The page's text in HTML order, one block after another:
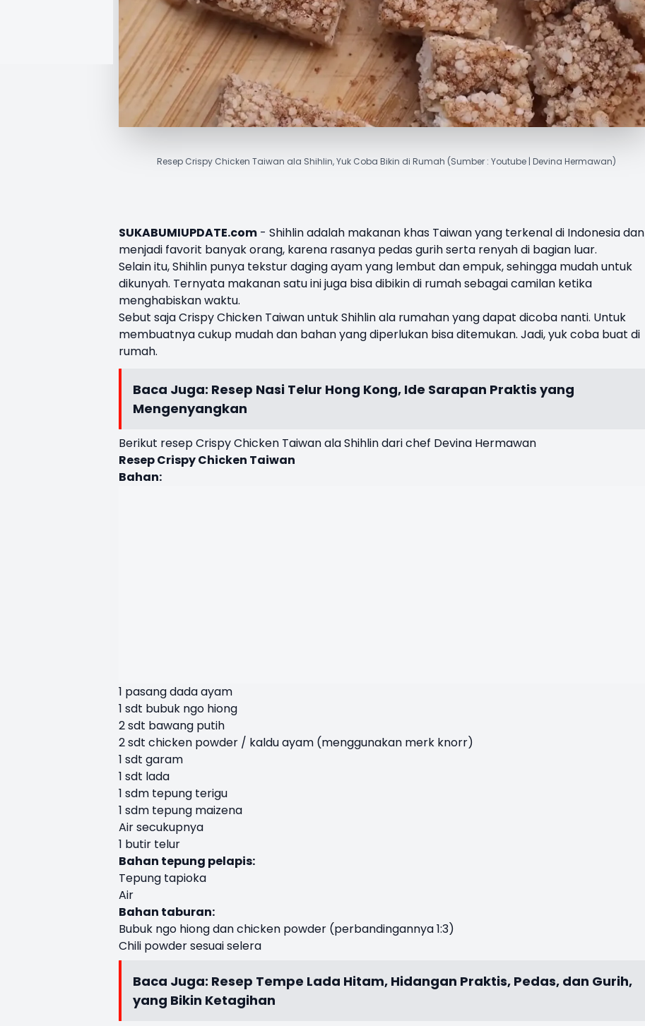
Resep Crispy Chicken Taiwan ala Shihlin, Yuk Coba Bikin di Rumah (Sumber : Youtube | Devina Hermawan)
SUKABUMIUPDATE.com - Shihlin adalah makanan khas Taiwan yang terkenal di Indonesia dan
menjadi favorit banyak orang, karena rasanya pedas gurih serta renyah di bagian luar.
Selain itu, Shihlin punya tekstur daging ayam yang lembut dan empuk, sehingga mudah untuk
dikunyah. Ternyata makanan satu ini juga bisa dibikin di rumah sebagai camilan ketika
menghabiskan waktu.
Sebut saja Crispy Chicken Taiwan untuk Shihlin ala rumahan yang dapat dicoba nanti. Untuk
membuatnya cukup mudah dan bahan yang diperlukan bisa ditemukan. Jadi, yuk coba buat di
rumah.
Baca Juga: Resep Nasi Telur Hong Kong, Ide Sarapan Praktis yang
Mengenyangkan
Berikut resep Crispy Chicken Taiwan ala Shihlin dari chef Devina Hermawan
Resep Crispy Chicken Taiwan
Bahan:
1 pasang dada ayam
1 sdt bubuk ngo hiong
2 sdt bawang putih
2 sdt chicken powder / kaldu ayam (menggunakan merk knorr)
1 sdt garam
1 sdt lada
1 sdm tepung terigu
1 sdm tepung maizena
Air secukupnya
1 butir telur
Bahan tepung pelapis:
Tepung tapioka
Air
Bahan taburan:
Bubuk ngo hiong dan chicken powder (perbandingannya 1:3)
Chili powder sesuai selera
Baca Juga: Resep Tempe Lada Hitam, Hidangan Praktis, Pedas, dan Gurih,
yang Bikin Ketagihan